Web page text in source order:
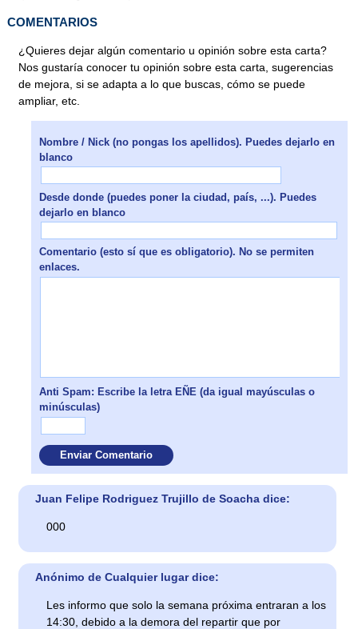
COMENTARIOS
¿Quieres dejar algún comentario u opinión sobre esta carta?
Nos gustaría conocer tu opinión sobre esta carta, sugerencias
de mejora, si se adapta a lo que buscas, cómo se puede
ampliar, etc.
Nombre / Nick (no pongas los apellidos). Puedes dejarlo en
blanco
Desde donde (puedes poner la ciudad, país, ...). Puedes
dejarlo en blanco
Comentario (esto sí que es obligatorio). No se permiten
enlaces.
Anti Spam: Escribe la letra EÑE (da igual mayúsculas o
minúsculas)
Juan Felipe Rodriguez Trujillo de Soacha dice:
000
Anónimo de Cualquier lugar dice:
Les informo que solo la semana próxima entraran a los
14:30, debido a la demora del repartir que por